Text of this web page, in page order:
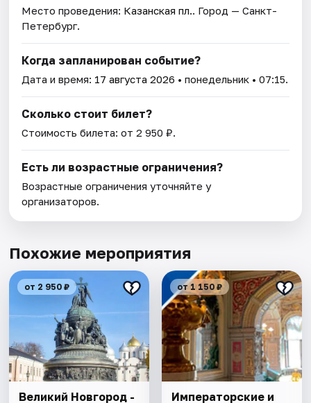
Место проведения: Казанская пл.. Город — Санкт-
Петербург.
Когда запланирован событие?
Дата и время: 17 августа 2026 • понедельник • 07:15.
Сколько стоит билет?
Стоимость билета: от 2 950 ₽.
Есть ли возрастные ограничения?
Возрастные ограничения уточняйте у
организаторов.
Похожие мероприятия
от 2 950 ₽
Великий Новгород -
от 1 150 ₽
Императорские и